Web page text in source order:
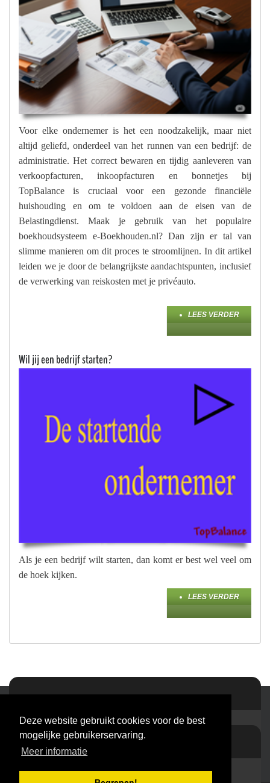
Deze website gebruikt cookies voor de best
mogelijke gebruikerservaring.
Meer informatie
Voor elke ondernemer is het een noodzakelijk, maar niet
altijd geliefd, onderdeel van het runnen van een bedrijf: de
administratie. Het correct bewaren en tijdig aanleveren van
verkoopfacturen, inkoopfacturen en bonnetjes bij
TopBalance is cruciaal voor een gezonde financiële
huishouding en om te voldoen aan de eisen van de
Belastingdienst. Maak je gebruik van het populaire
boekhoudsysteem e-Boekhouden.nl? Dan zijn er tal van
slimme manieren om dit proces te stroomlijnen. In dit artikel
leiden we je door de belangrijkste aandachtspunten, inclusief
de verwerking van reiskosten met je privéauto.
LEES VERDER
Wil jij een bedrijf starten?
Als je een bedrijf wilt starten, dan komt er best wel veel om
de hoek kijken.
LEES VERDER